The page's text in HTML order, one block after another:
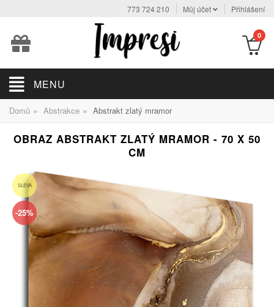
773 724 210 Můj účet Přihlášení
0
MENU
Domů » Abstrakce » Abstrakt zlatý mramor
OBRAZ ABSTRAKT ZLATÝ MRAMOR - 70 X 50
CM
SLEVA
-25%